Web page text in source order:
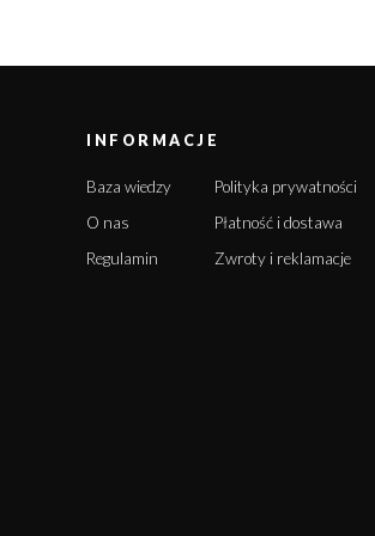
INFORMACJE
Baza wiedzy
O nas
Regulamin
Polityka prywatności
Płatność i dostawa
Zwroty i reklamacje